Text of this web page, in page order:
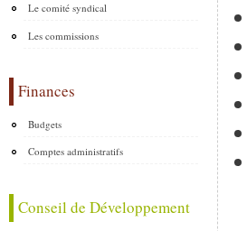
Le comité syndical
Les commissions
Finances
Budgets
Comptes administratifs
Conseil de Développement